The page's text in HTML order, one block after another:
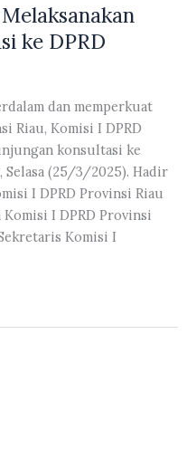
ke DPRD
dan memperkuat
Riau, Komisi I DPRD
konsultasi ke
Selasa (25/3/2025). Hadir
I DPRD Provinsi Riau
I DPRD Provinsi
Komisi I